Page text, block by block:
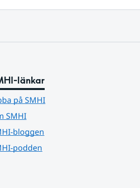
länkar
på SMHI
SMHI
bloggen
podden